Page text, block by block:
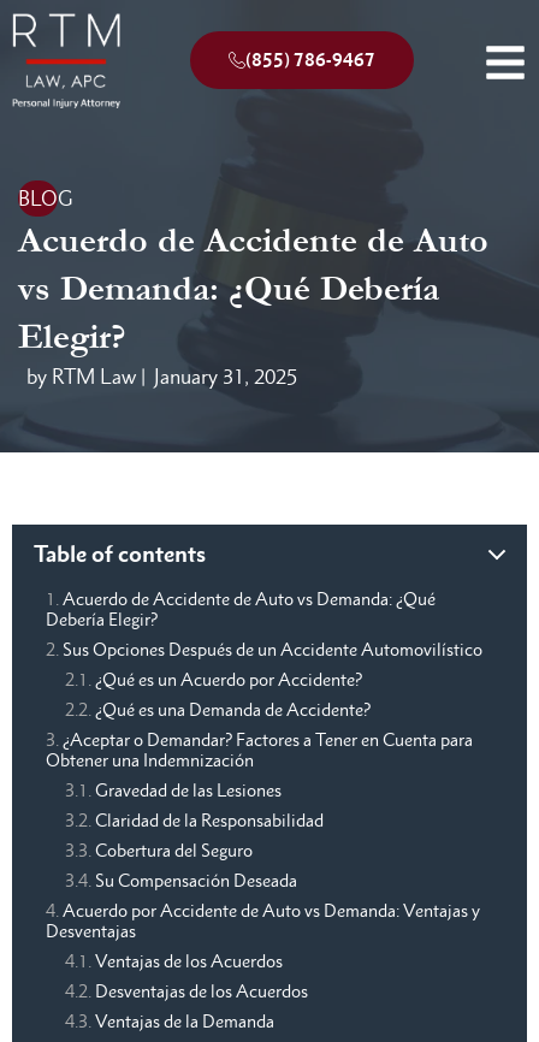
(855) 786-9467
BLOG
Acuerdo de Accidente de Auto
vs Demanda: ¿Qué Debería
Elegir?
by RTM Law | January 31, 2025
Table of contents
Acuerdo de Accidente de Auto vs Demanda: ¿Qué
Debería Elegir?
Sus Opciones Después de un Accidente Automovilístico
¿Qué es un Acuerdo por Accidente?
¿Qué es una Demanda de Accidente?
¿Aceptar o Demandar? Factores a Tener en Cuenta para
Obtener una Indemnización
Gravedad de las Lesiones
Claridad de la Responsabilidad
Cobertura del Seguro
Su Compensación Deseada
Acuerdo por Accidente de Auto vs Demanda: Ventajas y
Desventajas
Ventajas de los Acuerdos
Desventajas de los Acuerdos
Ventajas de la Demanda